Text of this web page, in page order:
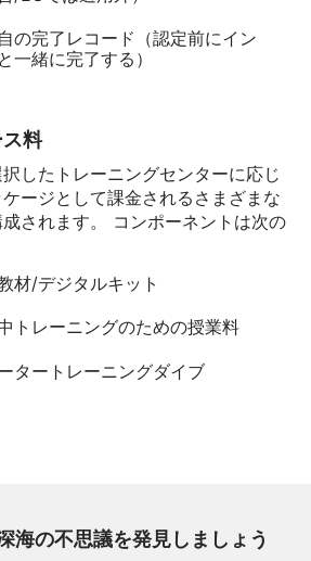
の完了レコード（認定前にイン
一緒に完了する）
ス料
したトレーニングセンターに応じ
ージとして課金されるさまざまな
されます。 コンポーネントは次の
材/デジタルキット
トレーニングのための授業料
タートレーニングダイブ
海の不思議を発見しましょう